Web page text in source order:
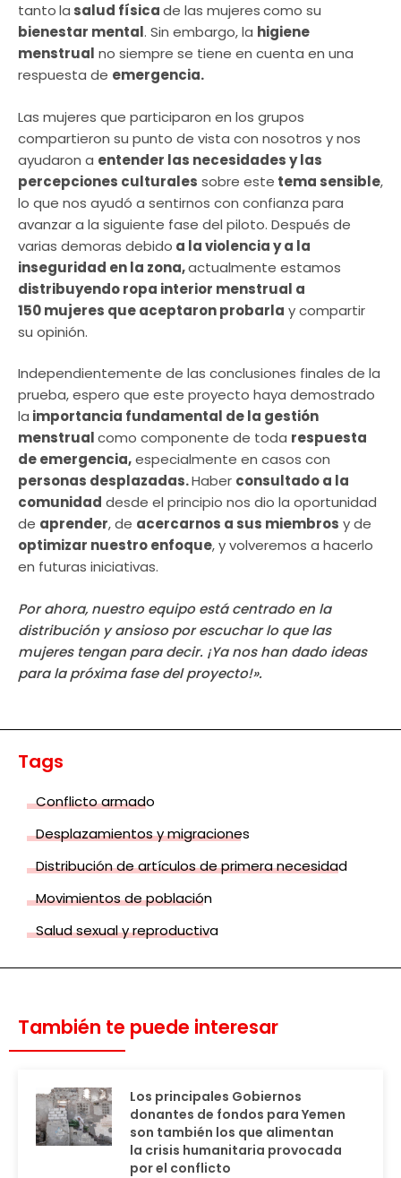
tantola salud físicade las mujerescomo su
bienestar mental. Sin embargo, la higiene
menstrual no siempre se tiene en cuenta en una
respuesta de emergencia.
Las mujeres que participaron en los grupos
compartieron su punto de vista con nosotros y nos
ayudaron a entender las necesidades y las
percepciones culturales sobre este tema sensible,
lo que nos ayudó a sentirnos con confianza para
avanzar a la siguiente fase del piloto. Después de
varias demoras debido a la violencia y a la
inseguridad en la zona,actualmente estamos
distribuyendo ropa interior menstrual a
150 mujeres que aceptaron probarla y compartir
su opinión.
Independientemente de las conclusiones finales de la
prueba, espero que este proyecto haya demostrado
la importancia fundamental de la gestión
menstrualcomo componente de toda respuesta
de emergencia,especialmente en casos con
personas desplazadas.Haber consultado a la
comunidad desde el principio nos dio la oportunidad
de aprender, de acercarnos a sus miembros y de
optimizar nuestro enfoque, y volveremos a hacerlo
en futuras iniciativas.
Por ahora, nuestro equipo está centrado en la
distribución y ansioso por escuchar lo que las
mujeres tengan para decir. ¡Ya nos han dado ideas
para la próxima fase del proyecto!».
Tags
Conflicto armado
Desplazamientos y migraciones
Distribución de artículos de primera necesidad
Movimientos de población
Salud sexual y reproductiva
También te puede interesar
Los principales Gobiernos
donantes de fondos para Yemen
son también los que alimentan
la crisis humanitaria provocada
por el conflicto